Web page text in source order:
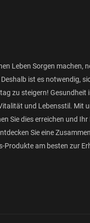
Leben Sorgen machen,
ist es notwendig,
zu steigern! Gesundheit
und Lebensstil. Mit
Sie dies erreichen und
Sie eine
Produkte am besten zur